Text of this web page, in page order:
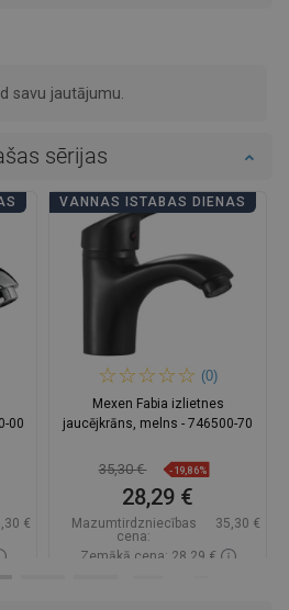
savu jautājumu.
sērijas
00
€
VANNAS ISTABAS DIENAS
(0)
Mexen Fabia izlietnes
jaucējkrāns, melns - 746500-70
35,30 € -19,86%
28,29 €
Mazumtirdzniecības
cena:
35,30 €
Zemākā cena: 28,29 €